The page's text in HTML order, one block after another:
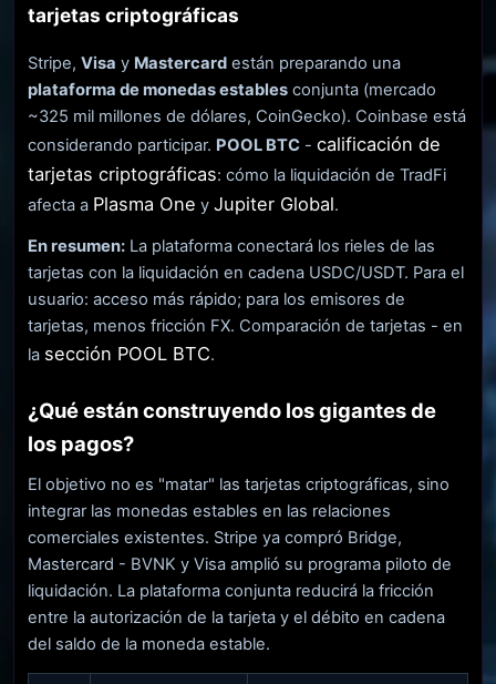
tarjetas criptográficas
Stripe, Visa y Mastercard están preparando una
plataforma de monedas estables conjunta (mercado
~325 mil millones de dólares, CoinGecko). Coinbase está
considerando participar. POOL BTC - calificación de
tarjetas criptográficas: cómo la liquidación de TradFi
afecta a Plasma One y Jupiter Global.
En resumen: La plataforma conectará los rieles de las
tarjetas con la liquidación en cadena USDC/USDT. Para el
usuario: acceso más rápido; para los emisores de
tarjetas, menos fricción FX. Comparación de tarjetas - en
la sección POOL BTC.
¿Qué están construyendo los gigantes de
los pagos?
El objetivo no es "matar" las tarjetas criptográficas, sino
integrar las monedas estables en las relaciones
comerciales existentes. Stripe ya compró Bridge,
Mastercard - BVNK y Visa amplió su programa piloto de
liquidación. La plataforma conjunta reducirá la fricción
entre la autorización de la tarjeta y el débito en cadena
del saldo de la moneda estable.